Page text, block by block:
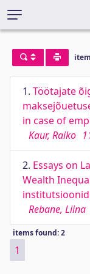
1. Töötajate
in case of
Kaur, Raiko
2. Essays on
Wealth
Rebane, Liina
items found: 2
1